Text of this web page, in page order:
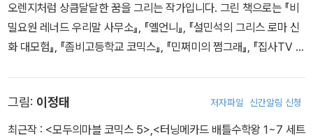
오렌지처럼 상큼달달한 꿈을 그리는 작가입니다. 그린 책으로는 『비
밀요원 레너드 우리말 사무소』, 『옐언니』, 『설민석의 그리스 로마 신
화 대모험』, 『좀비고등학교 코믹스』, 『민쩌미의 쩜그래』, 『집사TV 우
그림: 이정태 저자파일 신간알림 신청
최근작 : <모두의마블 코믹스 5>,<터닝메카드 배틀수학왕 1~7 세트